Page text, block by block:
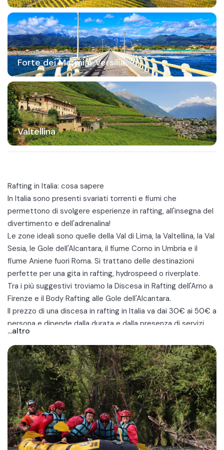
Forte dei Marmi e Versilia
Valtellina
Rafting in Italia: cosa sapere
In Italia sono presenti svariati torrenti e fiumi che
permettono di svolgere esperienze in rafting, all'insegna del
divertimento e dell'adrenalina!
Le zone ideali sono quelle della Val di Lima, la Valtellina, la Val
Sesia, le Gole dell'Alcantara, il fiume Corno in Umbria e il
fiume Aniene fuori Roma. Si trattano delle destinazioni
perfette per una gita in rafting, hydrospeed o riverplate.
Tra i più suggestivi troviamo la Discesa in Rafting dell'Arno a
Firenze e il Body Rafting alle Gole dell'Alcantara.
Il prezzo di una discesa in rafting in Italia va dai 30€ ai 50€ a
persona e dipende dalla durata e dalla presenza di servizi
aggiuntivi.
Si tratta di giri adatti a tutti, anche principianti. Il tour è
guidato da esperti istruttori!
Scopri le migliori escursioni in rafting in Italia vicino alle città
di Roma, Milano, Torino, Catania, Firenze, Lucca, Pisa, Catania
e Perugia!
...altro